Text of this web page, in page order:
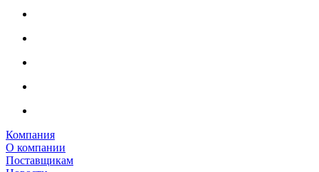
Компания
О компании
Поставщикам